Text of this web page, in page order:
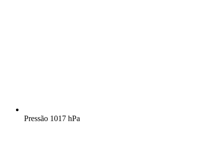
Pressão 1017 hPa